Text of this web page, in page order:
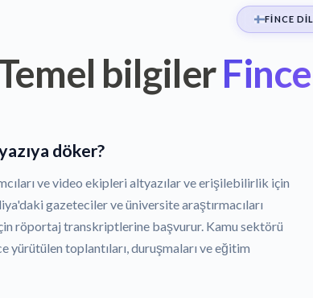
FINCE
bilgiler
döker?
ve video ekipleri altyazılar ve erişilebilirlik için
gazeteciler ve üniversite araştırmacıları
röportaj transkriptlerine başvurur. Kamu sektörü
yürütülen toplantıları, duruşmaları ve eğitim